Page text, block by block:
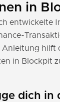
in
entwickelte
Anleitung hilft
in Blockpit
dich in